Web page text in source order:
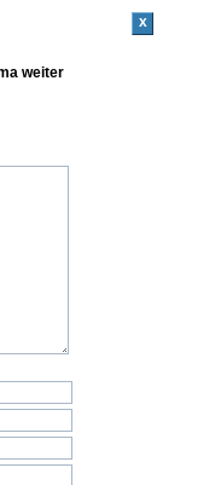
x
weiter